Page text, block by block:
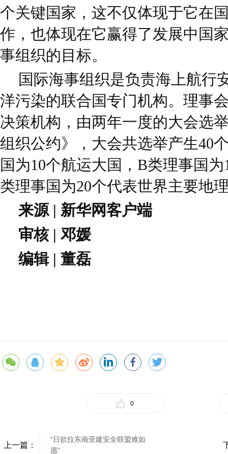
个关键国家，这不仅体现于它在
作，也体现在它赢得了发展中国
事组织的目标。
国际海事组织是负责海上航行
洋污染的联合国专门机构。理事
决策机构，由两年一度的大会选
组织公约》，大会共选举产生40
国为10个航运大国，B类理事国
类理事国为20个代表世界主要地
来源 | 新华网客户端
审核 | 邓媛
编辑 | 董磊
0
上一篇：
“日欲拉东南亚建安全联盟难如
愿”